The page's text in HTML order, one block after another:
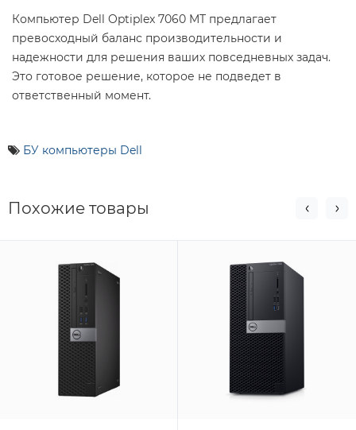
Компьютер Dell Optiplex 7060 MT предлагает
превосходный баланс производительности и
надежности для решения ваших повседневных задач.
Это готовое решение, которое не подведет в
ответственный момент.
БУ компьютеры Dell
Похожие товары